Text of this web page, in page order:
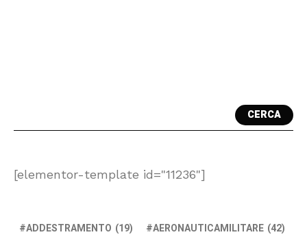
CERCA
[elementor-template id="11236"]
ADDESTRAMENTO (19) AERONAUTICAMILITARE (42)